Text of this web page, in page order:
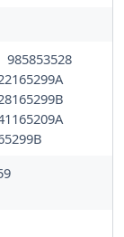
985853528